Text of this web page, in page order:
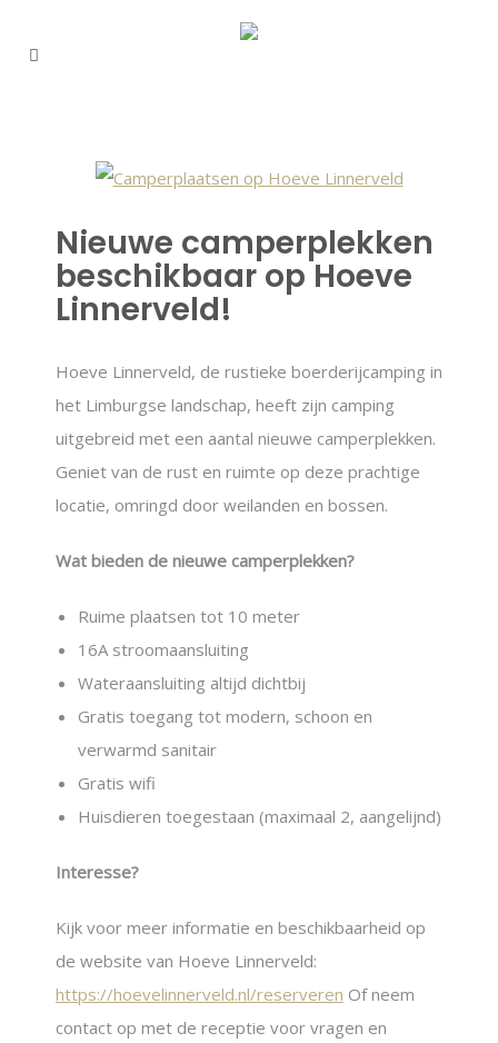
Nieuwe camperplekken
beschikbaar op Hoeve
Linnerveld!
Hoeve Linnerveld, de rustieke boerderijcamping in
het Limburgse landschap, heeft zijn camping
uitgebreid met een aantal nieuwe camperplekken.
Geniet van de rust en ruimte op deze prachtige
locatie, omringd door weilanden en bossen.
Wat bieden de nieuwe camperplekken?
Ruime plaatsen tot 10 meter
16A stroomaansluiting
Wateraansluiting altijd dichtbij
Gratis toegang tot modern, schoon en
verwarmd sanitair
Gratis wifi
Huisdieren toegestaan (maximaal 2, aangelijnd)
Interesse?
Kijk voor meer informatie en beschikbaarheid op
de website van Hoeve Linnerveld:
https://hoevelinnerveld.nl/reserveren Of neem
contact op met de receptie voor vragen en